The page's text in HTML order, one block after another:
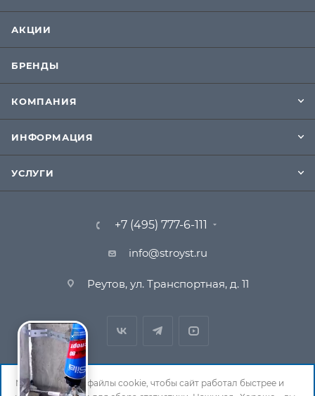
АКЦИИ
БРЕНДЫ
КОМПАНИЯ
ИНФОРМАЦИЯ
УСЛУГИ
+7 (495) 777-6-111
info@stroyst.ru
Реутов, ул. Транспортная, д. 11
Мы используем файлы cookie, чтобы сайт работал быстрее и